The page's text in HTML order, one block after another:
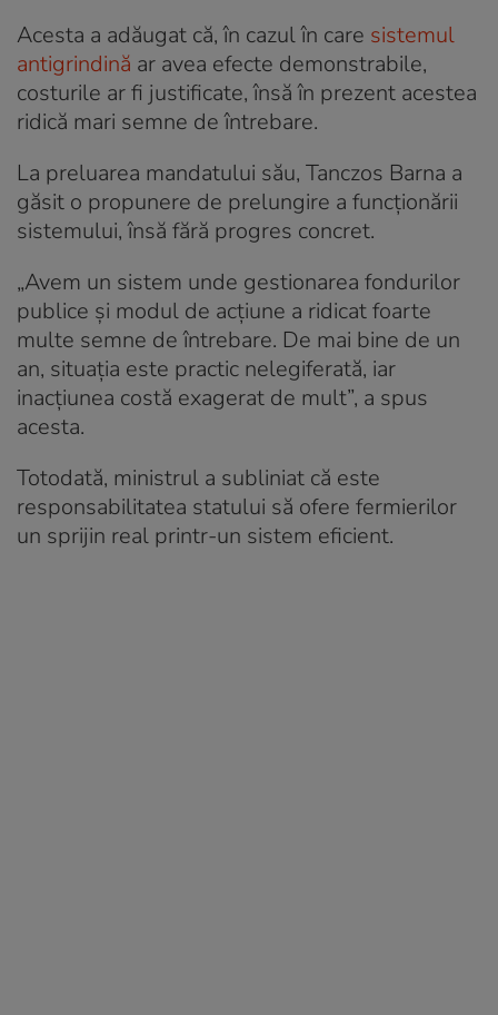
Acesta a adăugat că, în cazul în care sistemul
antigrindină ar avea efecte demonstrabile,
costurile ar fi justificate, însă în prezent acestea
ridică mari semne de întrebare.
La preluarea mandatului său, Tanczos Barna a
găsit o propunere de prelungire a funcționării
sistemului, însă fără progres concret.
„Avem un sistem unde gestionarea fondurilor
publice și modul de acțiune a ridicat foarte
multe semne de întrebare. De mai bine de un
an, situația este practic nelegiferată, iar
inacțiunea costă exagerat de mult”, a spus
acesta.
Totodată, ministrul a subliniat că este
responsabilitatea statului să ofere fermierilor
un sprijin real printr-un sistem eficient.